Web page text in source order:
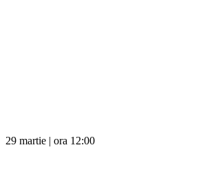
29 martie | ora 12:00